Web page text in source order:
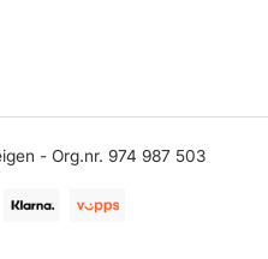
- Org.nr. 974 987 503